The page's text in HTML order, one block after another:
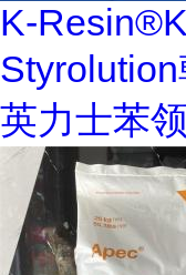
K-
英力士苯